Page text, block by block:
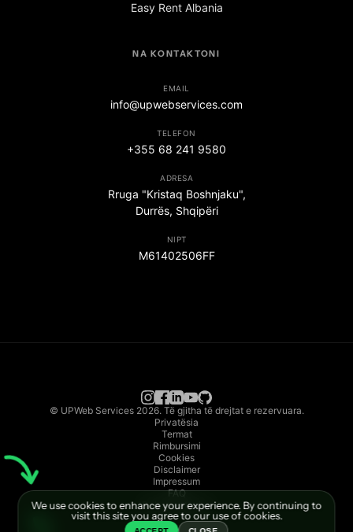
Easy Rent Albania
NA KONTAKTONI
EMAIL
info@upwebservices.com
TELEFON
+355 68 241 9580
ADRESA
Rruga "Kristaq Boshnjaku",
Durrës, Shqipëri
NIPT
M61402506FF
© UPWeb Services 2026. Të gjitha të drejtat e rezervuara.
Privatësia
Termat
Rimbursimi
Cookies
Disclaimer
Impressum
FAQ
Dokumentacion
We use cookies to enhance your experience. By continuing to
visit this site you agree to our use of cookies.